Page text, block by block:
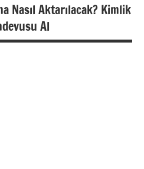
Nasıl Aktarılacak? Kimlik
Al